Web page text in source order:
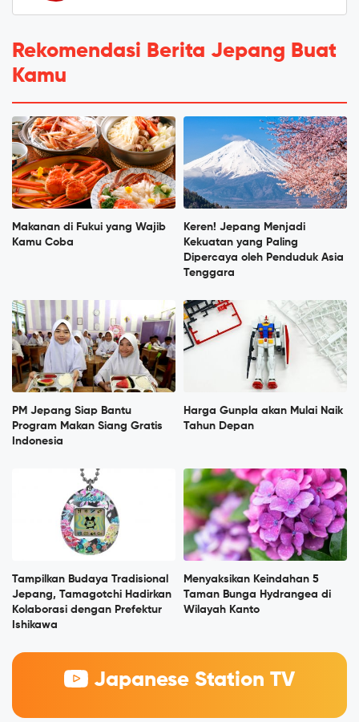
Rekomendasi Berita Jepang Buat
Kamu
Makanan di Fukui yang Wajib
Kamu Coba
Keren! Jepang Menjadi
Kekuatan yang Paling
Dipercaya oleh Penduduk Asia
Tenggara
PM Jepang Siap Bantu
Program Makan Siang Gratis
Indonesia
Harga Gunpla akan Mulai Naik
Tahun Depan
Tampilkan Budaya Tradisional
Jepang, Tamagotchi Hadirkan
Kolaborasi dengan Prefektur
Ishikawa
Menyaksikan Keindahan 5
Taman Bunga Hydrangea di
Wilayah Kanto
Japanese Station TV